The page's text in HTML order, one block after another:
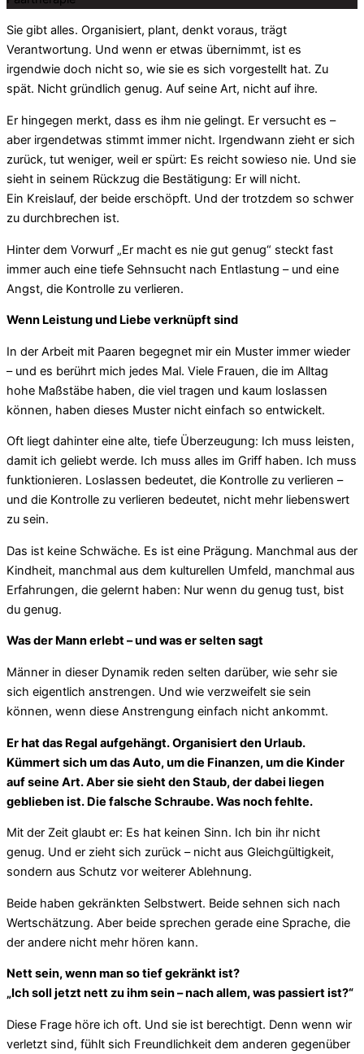
Sie gibt alles. Organisiert, plant, denkt voraus, trägt
Verantwortung. Und wenn er etwas übernimmt, ist es
irgendwie doch nicht so, wie sie es sich vorgestellt hat. Zu
spät. Nicht gründlich genug. Auf seine Art, nicht auf ihre.
Er hingegen merkt, dass es ihm nie gelingt. Er versucht es –
aber irgendetwas stimmt immer nicht. Irgendwann zieht er sich
zurück, tut weniger, weil er spürt: Es reicht sowieso nie. Und sie
sieht in seinem Rückzug die Bestätigung: Er will nicht.
Ein Kreislauf, der beide erschöpft. Und der trotzdem so schwer
zu durchbrechen ist.
Hinter dem Vorwurf „Er macht es nie gut genug“ steckt fast
immer auch eine tiefe Sehnsucht nach Entlastung – und eine
Angst, die Kontrolle zu verlieren.
Wenn Leistung und Liebe verknüpft sind
In der Arbeit mit Paaren begegnet mir ein Muster immer wieder
– und es berührt mich jedes Mal. Viele Frauen, die im Alltag
hohe Maßstäbe haben, die viel tragen und kaum loslassen
können, haben dieses Muster nicht einfach so entwickelt.
Oft liegt dahinter eine alte, tiefe Überzeugung: Ich muss leisten,
damit ich geliebt werde. Ich muss alles im Griff haben. Ich muss
funktionieren. Loslassen bedeutet, die Kontrolle zu verlieren –
und die Kontrolle zu verlieren bedeutet, nicht mehr liebenswert
zu sein.
Das ist keine Schwäche. Es ist eine Prägung. Manchmal aus der
Kindheit, manchmal aus dem kulturellen Umfeld, manchmal aus
Erfahrungen, die gelernt haben: Nur wenn du genug tust, bist
du genug.
Was der Mann erlebt – und was er selten sagt
Männer in dieser Dynamik reden selten darüber, wie sehr sie
sich eigentlich anstrengen. Und wie verzweifelt sie sein
können, wenn diese Anstrengung einfach nicht ankommt.
Er hat das Regal aufgehängt. Organisiert den Urlaub.
Kümmert sich um das Auto, um die Finanzen, um die Kinder
auf seine Art. Aber sie sieht den Staub, der dabei liegen
geblieben ist. Die falsche Schraube. Was noch fehlte.
Mit der Zeit glaubt er: Es hat keinen Sinn. Ich bin ihr nicht
genug. Und er zieht sich zurück – nicht aus Gleichgültigkeit,
sondern aus Schutz vor weiterer Ablehnung.
Beide haben gekränkten Selbstwert. Beide sehnen sich nach
Wertschätzung. Aber beide sprechen gerade eine Sprache, die
der andere nicht mehr hören kann.
Nett sein, wenn man so tief gekränkt ist?
„Ich soll jetzt nett zu ihm sein – nach allem, was passiert ist?“
Diese Frage höre ich oft. Und sie ist berechtigt. Denn wenn wir
verletzt sind, fühlt sich Freundlichkeit dem anderen gegenüber